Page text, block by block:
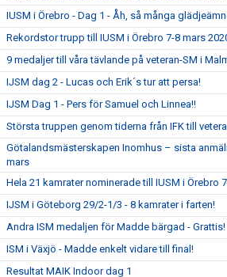
IUSM i Örebro - Dag 1 - Åh, så många
Rekordstor trupp till IUSM i Örebro 7-8 mars
9 medaljer till våra tävlande på veteran-SM i
IJSM dag 2 - Lucas och Erik´s tur att persa!
IJSM Dag 1 - Pers för Samuel och Linnea!!
Största truppen genom tiderna från IFK till
Götalandsmästerskapen Inomhus – sista
mars
Hela 21 kamrater nominerade till IUSM i Örebro
IJSM i Göteborg 29/2-1/3 - 8 kamrater i farten!
Andra ISM medaljen för Madde bärgad - Grattis!
ISM i Växjö - Madde enkelt vidare till final!
Resultat MAIK Indoor dag 1